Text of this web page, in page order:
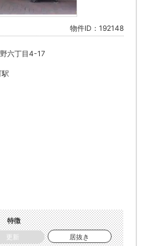
物件ID：192148
六丁目4-17
特徴
更新
居抜き